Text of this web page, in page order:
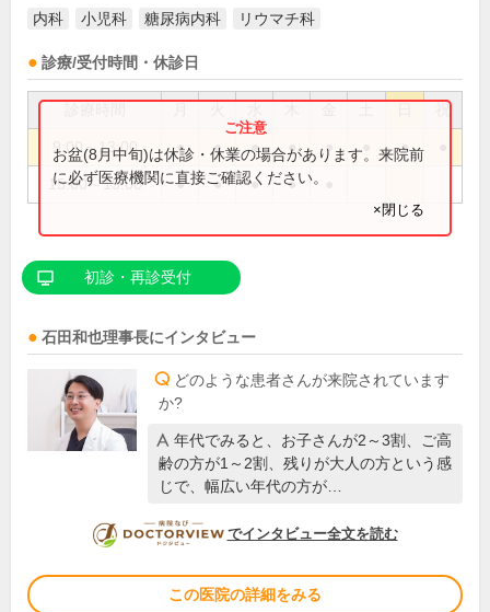
内科 小児科 糖尿病内科 リウマチ科
診療/受付時間・休診日
祝
9:00～13:00 ● ● ● ● ● ●
15:00～19:00 ● ● ● ●
お盆(8月中旬)は休診・休業の場合があります。来院前
に必ず医療機関に直接ご確認ください。
×閉じる
初診・再診受付
石田和也理事長にインタビュー
どのような患者さんが来院されています
か?
年代でみると、お子さんが2～3割、ご高
齢の方が1～2割、残りが大人の方という感
じで、幅広い年代の方が…
DOCTORVIEW
でインタビュー全文を読む
この医院の詳細をみる